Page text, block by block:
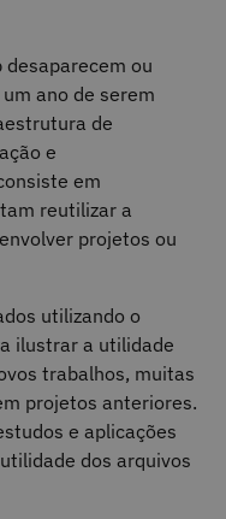
desaparecem ou
ano de serem
de
e
em
reutilizar a
projetos ou
utilizando o
ilustrar a utilidade
trabalhos, muitas
projetos anteriores.
e aplicações
dos arquivos